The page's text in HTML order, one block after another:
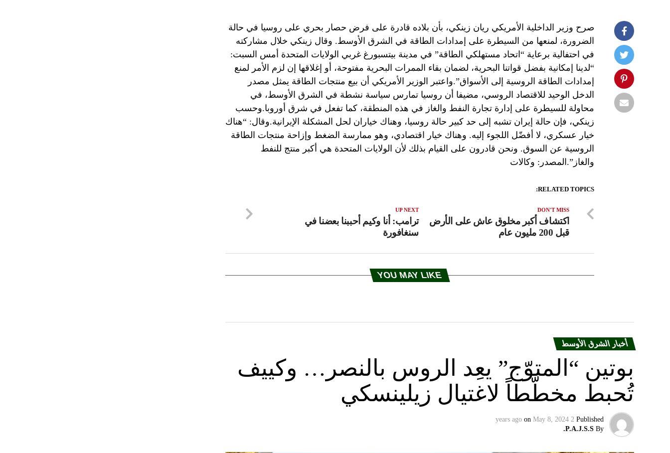
صرح وزير الداخلية الأمريكي ريان زينكي، بأن بلاده قادرة على فرض حصار بحري على روسيا في حالة
الضرورة، لمنعها من السيطرة على إمدادات الطاقة في الشرق الأوسط. وقال زينكي خلال مشاركته
في احتفالية برعاية “اتحاد مستهلكي الطاقة” في مدينة بيتسبورغ غربي الولايات المتحدة أمس السبت:
“لدينا إمكانية بفضل قواتنا البحرية، لضمان بقاء الممرات البحرية مفتوحة، أو إغلاقها إن لزم الأمر لمنع
إمدادات الطاقة الروسية إلى الأسواق”.واعتبر الوزير الأمريكي أن بيع منتجات الطاقة يمثل مصدر
الدخل الوحيد للاقتصاد الروسي، مضيفا أن روسيا تمارس سياسة نشطة في الشرق الأوسط، في
محاولة للسيطرة على إدارة تجارة النفط والغاز في هذه المنطقة، كما تفعل في شرق أوروبا.وحسب
زينكي، فإن حالة إيران تشبه إلى حد كبير حالة روسيا، وهناك خياران لحل المشكلة الإيرانية.وقال: “هناك
خيار عسكري، لا أفضّل اللجوء إليه. وهناك خيار اقتصادي، وهو ممارسة الضغط وإزاحة منتجات الطاقة
الروسية عن السوق. ونحن قادرون على القيام بذلك لأن الولايات المتحدة هي أكبر منتج للنفط
والغاز”.المصدر: وكالات
RELATED TOPICS:
UP NEXT
ترامب: أنا وكيم أحببنا بعضنا في
سنغافورة
DON'T MISS
اكتشاف أكبر مخلوق عاش على الأرض
قبل 200 مليون عام
YOU MAY LIKE
أخبار الشرق الأوسط
بوتين “المتوّج” يعِد الروس بالنصر… وكييف
تُحبط مخطّطاً لاغتيال زيلينسكي
Published
2 years ago
on May 8, 2024
By
P.A.J.S.S.